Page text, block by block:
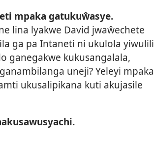
mpaka gatukuŵasye.
lina lyakwe David jwaŵechete
ga pa Intaneti ni ukulola yiwulili
ganegakwe kukusangalala,
uneji? Yeleyi mpaka
ukusalipikana kuti akujasile